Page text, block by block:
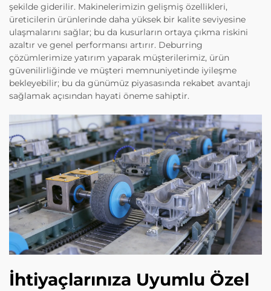
şekilde giderilir. Makinelerimizin gelişmiş özellikleri,
üreticilerin ürünlerinde daha yüksek bir kalite seviyesine
ulaşmalarını sağlar; bu da kusurların ortaya çıkma riskini
azaltır ve genel performansı artırır. Deburring
çözümlerimize yatırım yaparak müşterilerimiz, ürün
güvenilirliğinde ve müşteri memnuniyetinde iyileşme
bekleyebilir; bu da günümüz piyasasında rekabet avantajı
sağlamak açısından hayati öneme sahiptir.
İhtiyaçlarınıza Uyumlu Özel